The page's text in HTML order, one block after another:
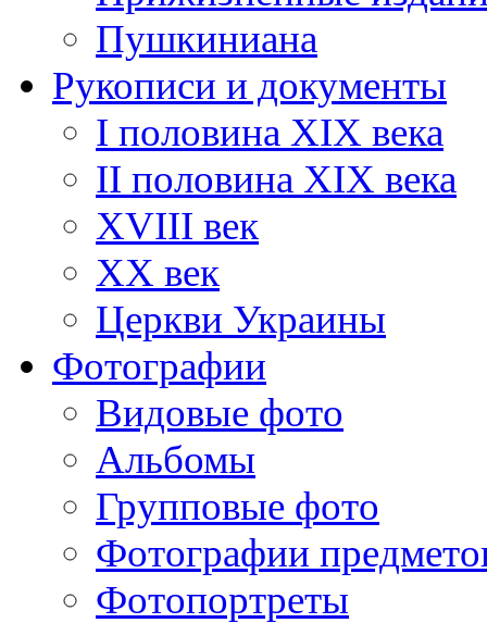
Пушкиниана
Рукописи и документы
I половина XIX века
II половина XIX века
XVIII век
ХХ век
Церкви Украины
Фотографии
Видовые фото
Альбомы
Групповые фото
Фотографии
Фотопортреты